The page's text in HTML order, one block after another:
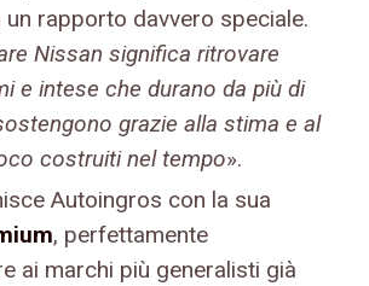
un rapporto davvero speciale.
Nissan significa ritrovare
e intese che durano da più di
grazie alla stima e al
costruiti nel tempo».
Autoingros con la sua
, perfettamente
ai marchi più generalisti già